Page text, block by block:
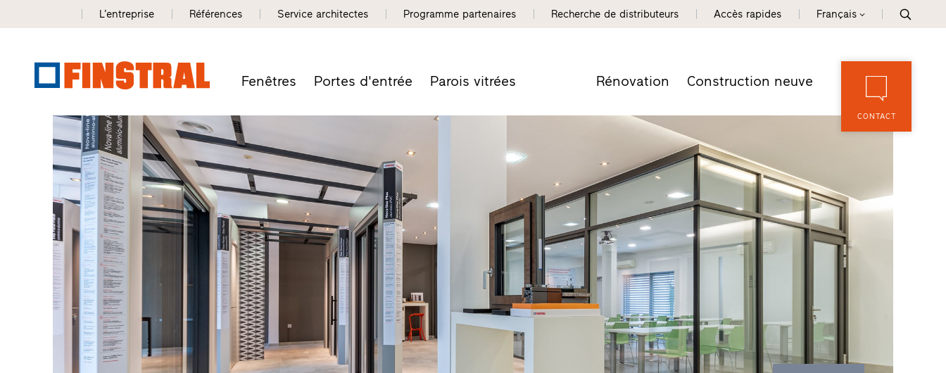
L’entreprise Références Service architectes Programme partenaires Recherche de distributeurs Accès rapides Français
Fenêtres Portes d'entrée Parois vitrées Rénovation Construction neuve
CONTACT